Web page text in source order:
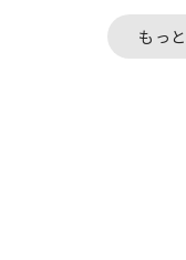
ます。水受け皿は樹脂製
もっ